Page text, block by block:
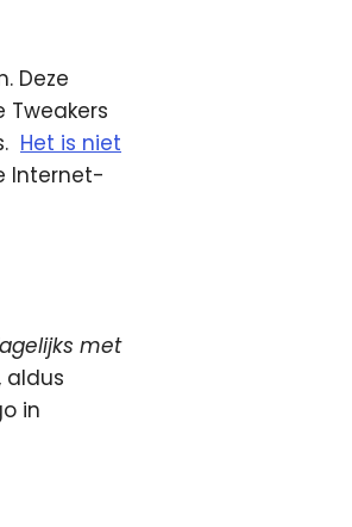
Deze
Het is niet
Internet-
met
aldus
in